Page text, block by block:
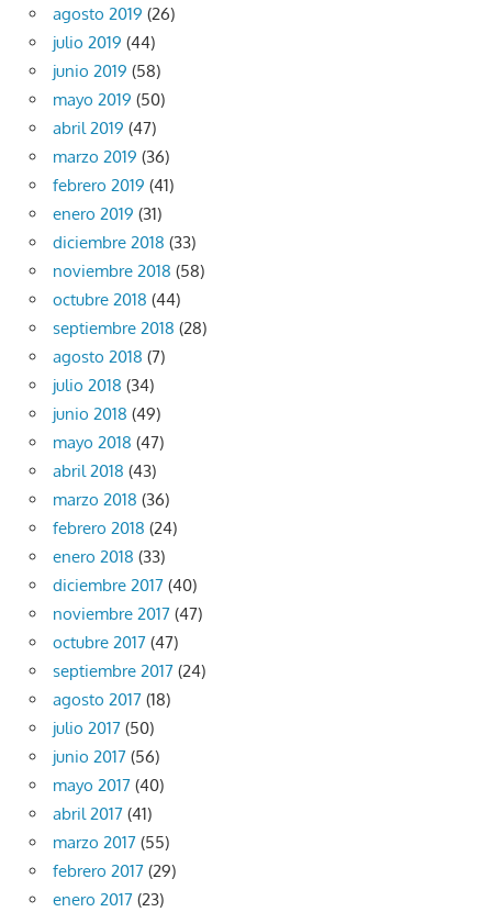
agosto 2019 (26)
julio 2019 (44)
junio 2019 (58)
mayo 2019 (50)
abril 2019 (47)
marzo 2019 (36)
febrero 2019 (41)
enero 2019 (31)
diciembre 2018 (33)
noviembre 2018 (58)
octubre 2018 (44)
septiembre 2018 (28)
agosto 2018 (7)
julio 2018 (34)
junio 2018 (49)
mayo 2018 (47)
abril 2018 (43)
marzo 2018 (36)
febrero 2018 (24)
enero 2018 (33)
diciembre 2017 (40)
noviembre 2017 (47)
octubre 2017 (47)
septiembre 2017 (24)
agosto 2017 (18)
julio 2017 (50)
junio 2017 (56)
mayo 2017 (40)
abril 2017 (41)
marzo 2017 (55)
febrero 2017 (29)
enero 2017 (23)